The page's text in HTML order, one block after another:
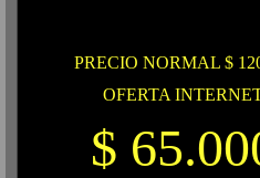
PRECIO NORMAL $
OFERTA
$